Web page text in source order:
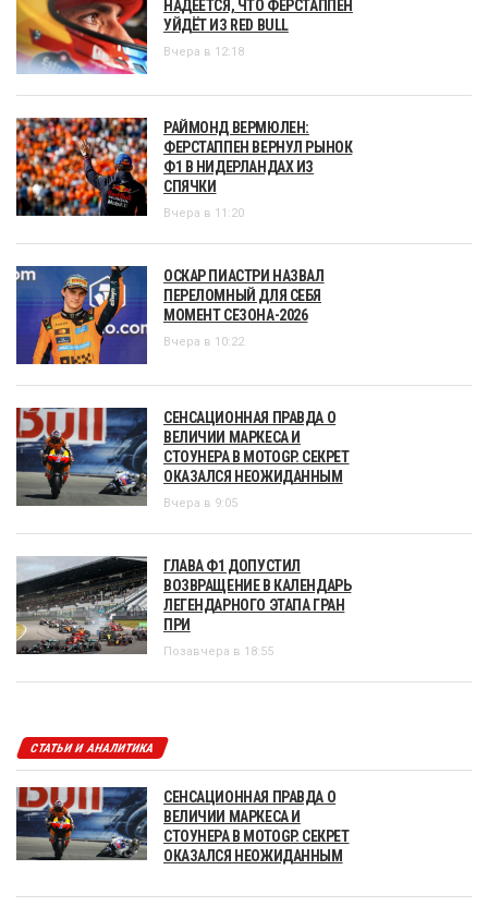
НАДЕЕТСЯ, ЧТО ФЕРСТАППЕН
УЙДЁТ ИЗ RED BULL
Вчера в 12:18
РАЙМОНД ВЕРМЮЛЕН:
ФЕРСТАППЕН ВЕРНУЛ РЫНОК
Ф1 В НИДЕРЛАНДАХ ИЗ
СПЯЧКИ
Вчера в 11:20
ОСКАР ПИАСТРИ НАЗВАЛ
ПЕРЕЛОМНЫЙ ДЛЯ СЕБЯ
МОМЕНТ СЕЗОНА-2026
Вчера в 10:22
СЕНСАЦИОННАЯ ПРАВДА О
ВЕЛИЧИИ МАРКЕСА И
СТОУНЕРА В MOTOGP. СЕКРЕТ
ОКАЗАЛСЯ НЕОЖИДАННЫМ
Вчера в 9:05
ГЛАВА Ф1 ДОПУСТИЛ
ВОЗВРАЩЕНИЕ В КАЛЕНДАРЬ
ЛЕГЕНДАРНОГО ЭТАПА ГРАН
ПРИ
Позавчера в 18:55
СТАТЬИ И АНАЛИТИКА
СЕНСАЦИОННАЯ ПРАВДА О
ВЕЛИЧИИ МАРКЕСА И
СТОУНЕРА В MOTOGP. СЕКРЕТ
ОКАЗАЛСЯ НЕОЖИДАННЫМ